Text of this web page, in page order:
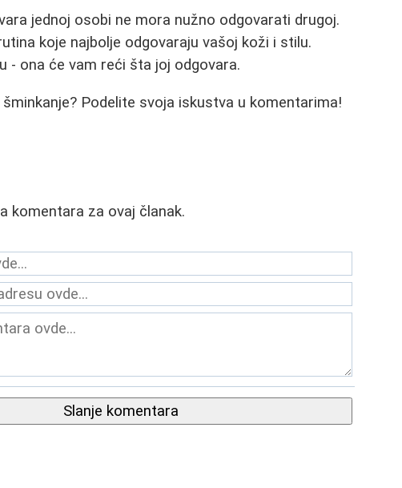
jednoj osobi ne mora nužno odgovarati drugoj.
koje najbolje odgovaraju vašoj koži i stilu.
- ona će vam reći šta joj odgovara.
Podelite svoja iskustva u komentarima!
komentara za ovaj članak.
Slanje komentara